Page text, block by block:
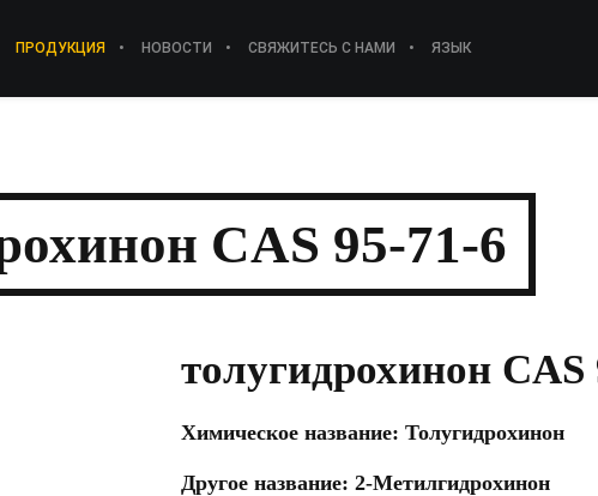
ПРОДУКЦИЯ НОВОСТИ СВЯЖИТЕСЬ С НАМИ ЯЗЫК
CAS 95-71-6
толугидрохинон CAS
Химическое название: Толугидрохинон
Другое название: 2-Метилгидрохинон